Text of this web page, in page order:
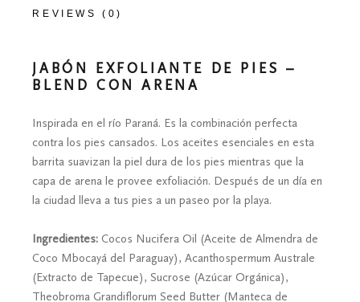
REVIEWS (0)
JABÓN EXFOLIANTE DE PIES –
BLEND CON ARENA
Inspirada en el río Paraná. Es la combinación perfecta
contra los pies cansados. Los aceites esenciales en esta
barrita suavizan la piel dura de los pies mientras que la
capa de arena le provee exfoliación. Después de un día en
la ciudad lleva a tus pies a un paseo por la playa.
Ingredientes: Cocos Nucifera Oil (Aceite de Almendra de
Coco Mbocayá del Paraguay), Acanthospermum Australe
(Extracto de Tapecue), Sucrose (Azúcar Orgánica),
Theobroma Grandiflorum Seed Butter (Manteca de